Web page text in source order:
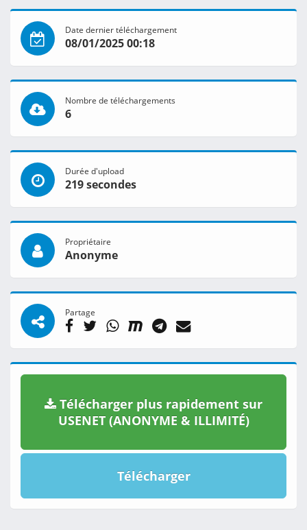
Date dernier téléchargement
08/01/2025 00:18
Nombre de téléchargements
6
Durée d'upload
219 secondes
Propriétaire
Anonyme
Partage
Télécharger plus rapidement sur
USENET (ANONYME & ILLIMITÉ)
Télécharger